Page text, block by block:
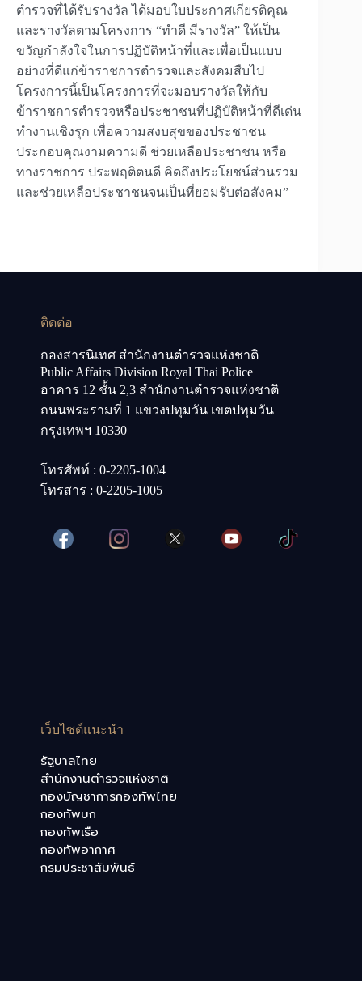
ตำรวจที่ได้รับรางวัล ได้มอบใบประกาศเกียรติคุณ
และรางวัลตามโครงการ “ทำดี มีรางวัล” ให้เป็น
ขวัญกำลังใจในการปฏิบัติหน้าที่และเพื่อเป็นแบบ
อย่างที่ดีแก่ข้าราชการตำรวจและสังคมสืบไป
โครงการนี้เป็นโครงการที่จะมอบรางวัลให้กับ
ข้าราชการตำรวจหรือประชาชนที่ปฏิบัติหน้าที่ดีเด่น
ทำงานเชิงรุก เพื่อความสงบสุขของประชาชน
ประกอบคุณงามความดี ช่วยเหลือประชาชน หรือ
ทางราชการ ประพฤติตนดี คิดถึงประโยชน์ส่วนรวม
และช่วยเหลือประชาชนจนเป็นที่ยอมรับต่อสังคม”
ติดต่อ
กองสารนิเทศ สำนักงานตำรวจแห่งชาติ
Public Affairs Division Royal Thai Police
อาคาร 12 ชั้น 2,3 สำนักงานตำรวจแห่งชาติ
ถนนพระรามที่ 1 แขวงปทุมวัน เขตปทุมวัน
กรุงเทพฯ 10330
โทรศัพท์ : 0-2205-1004
โทรสาร : 0-2205-1005
เว็บไซต์แนะนำ
รัฐบาลไทย
สำนักงานตำรวจแห่งชาติ
กองบัญชาการกองทัพไทย
กองทัพบก
กองทัพเรือ
กองทัพอากาศ
กรมประชาสัมพันธ์